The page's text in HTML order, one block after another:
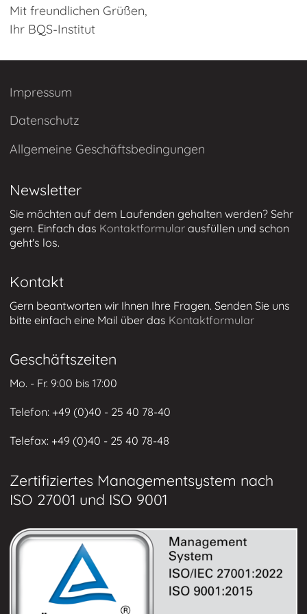
Aortenklappenregister
Evaluationen und
Pflege (B·IN Pflege)
Zertifizierung von
Downloads
Kunden-Extranet
'
Mit freundlichen Grüßen,
Ihr BQS-Institut
Impressum
Datenschutz
Allgemeine Geschäftsbedingungen
Newsletter
Sie möchten auf dem Laufenden gehalten werden? Sehr
gern. Einfach das Kontaktformular ausfüllen und schon
geht's los.
Kontakt
Gern beantworten wir Ihnen Ihre Fragen. Senden Sie uns
bitte einfach eine Mail über das Kontaktformular
Geschäftszeiten
Mo. - Fr. 9:00 bis 17:00
Telefon: +49 (0)40 - 25 40 78-40
Telefax: +49 (0)40 - 25 40 78-48
Zertifiziertes Managementsystem nach
ISO 27001 und ISO 9001